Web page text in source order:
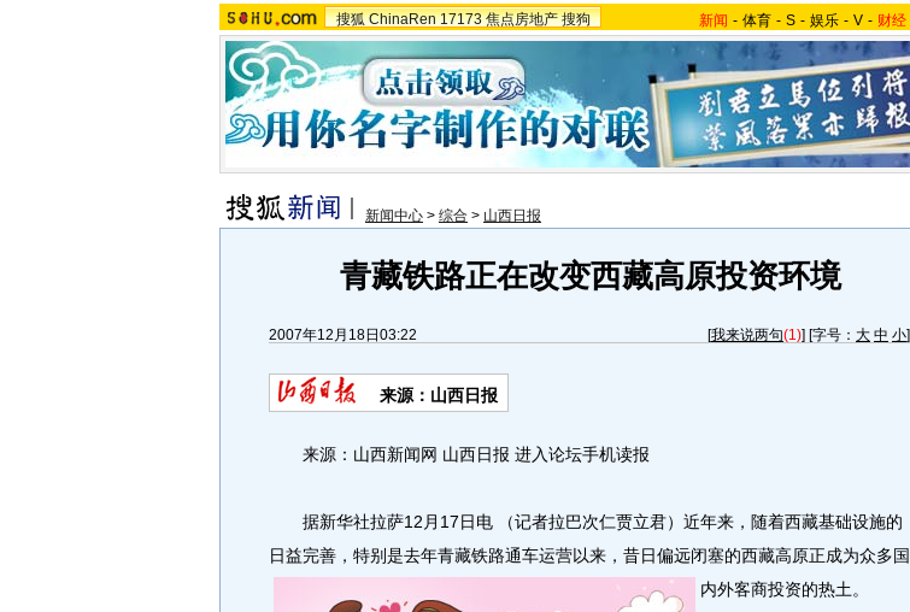
搜狐 ChinaRen 17173 焦点房地产 搜狗 新闻 - 体育 - S - 娱乐 - V - 财经
新闻中心 > 综合 > 山西日报
青藏铁路正在改变西藏高原投资环境
2007年12月18日03:22 [我来说两句(1)] [字号： 大 中 小]
来源：山西日报
来源：山西新闻网 山西日报 进入论坛手机读报
据新华社拉萨12月17日电 （记者拉巴次仁贾立君）近年来，随着西藏基础设施的
日益完善，特别是去年青藏铁路通车运营以来，昔日偏远闭塞的西藏高原正成为众多国
内外客商投资的热土。